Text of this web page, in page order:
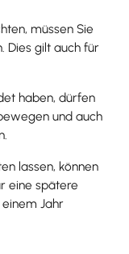
müssen Sie
Dies gilt auch für
haben, dürfen
und auch
lassen, können
eine spätere
Jahr